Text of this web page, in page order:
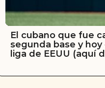
El cubano que fue
segunda base y
liga de EEUU (aquí